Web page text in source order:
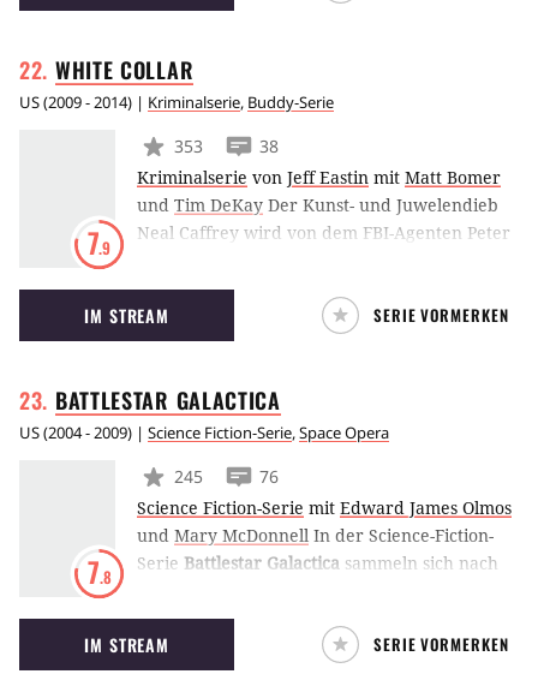
müssen untereinander klar kommen, und
ein unheimliches Geheimnis zu haben.
WHITECOLLAR
US(2009 - 2014) | Kriminalserie, Buddy-Serie
7.9
353
38
Kriminalserie von Jeff Eastin mit Matt Bomer
und Tim DeKay Der Kunst- und Juwelendieb
Neal Caffrey wird von dem FBI-Agenten Peter
eine ungewöhnliche Partnerschaft ein: Anstatt
seine Gefängnisstrafe zu verbüßen, hilft Neal
dem FBI bei den Ermittlungen in anderen
IM STREAM SERIE VORMERKEN
BATTLESTAR GALACTICA
US(2004 - 2009) | Science Fiction-Serie,Space Opera
7.8
245
76
Science Fiction-Serie mit Edward James Olmos
und Mary McDonnell In der Science-Fiction-
Serie Battlestar Galactica sammeln sich nach
letzten Überlebenden um Commander Adama,
um an Bord des Kampfsterns Galactica zur 13.
Menschenkolonie zu fliehen – zur “Erde”…
IM STREAM SERIE VORMERKEN